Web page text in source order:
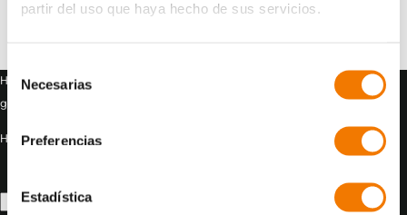
partir del uso que haya hecho de sus servicios.
de Necesarias
Preferencias
Estadística
Heb je een vraag of ben je benieuwd hoe wij jou kunnen helpen? Vul je
gegevens in en we nemen zo spoedig mogelijk contact met je op!
Heb je een koopvraag? Neem dan contact op met onze verkoopafdeling!